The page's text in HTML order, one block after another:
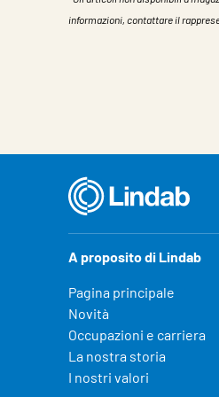
informazioni, contattare il
A proposito di Lindab
Pagina principale
Novità
Occupazioni e carriera
La nostra storia
I nostri valori